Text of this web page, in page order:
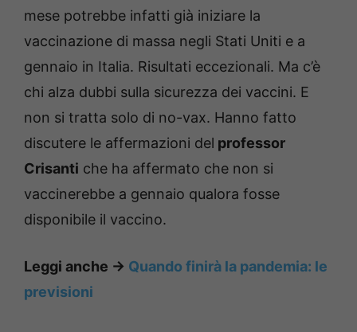
mese potrebbe infatti già iniziare la
vaccinazione di massa negli Stati Uniti e a
gennaio in Italia. Risultati eccezionali. Ma c’è
chi alza dubbi sulla sicurezza dei vaccini. E
non si tratta solo di no-vax. Hanno fatto
discutere le affermazioni del professor
Crisanti che ha affermato che non si
vaccinerebbe a gennaio qualora fosse
disponibile il vaccino.
Leggi anche -> Quando finirà la pandemia: le
previsioni